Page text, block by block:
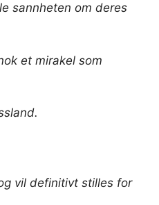
sannheten om deres
et mirakel som
vil definitivt stilles for